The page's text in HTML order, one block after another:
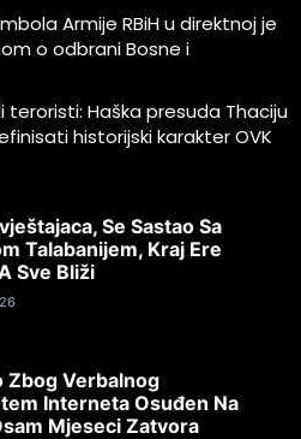
Armije RBiH u direktnoj je
o odbrani Bosne i
teroristi: Haška presuda Thaciju
historijski karakter OVK
Se Sastao Sa
Talabanijem, Kraj Ere
Sve Bliži
Zbog Verbalnog
Interneta Osuđen Na
Mjeseci Zatvora